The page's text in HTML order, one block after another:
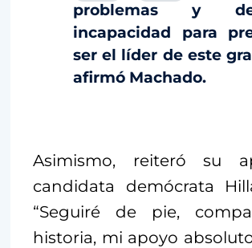
problemas y
incapacidad para
ser el líder de este
afirmó Machado.
Asimismo, reiteró su
candidata demócrata
“Seguiré de pie,
historia, mi apoyo